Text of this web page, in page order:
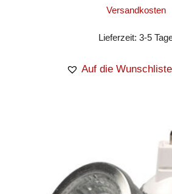
Versandkosten
Lieferzeit:3-5
Auf die